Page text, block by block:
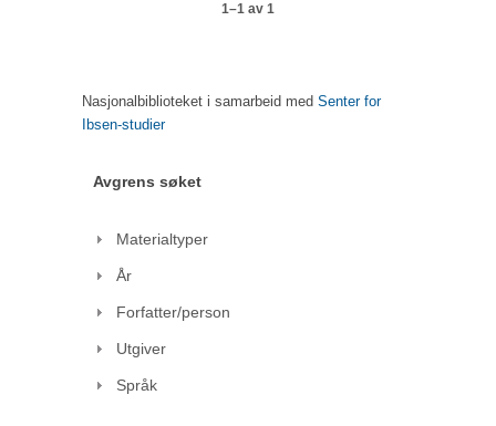
1–1 av 1
Nasjonalbiblioteket i samarbeid med Senter for
Ibsen-studier
Avgrens søket
Materialtyper
År
Forfatter/person
Utgiver
Språk